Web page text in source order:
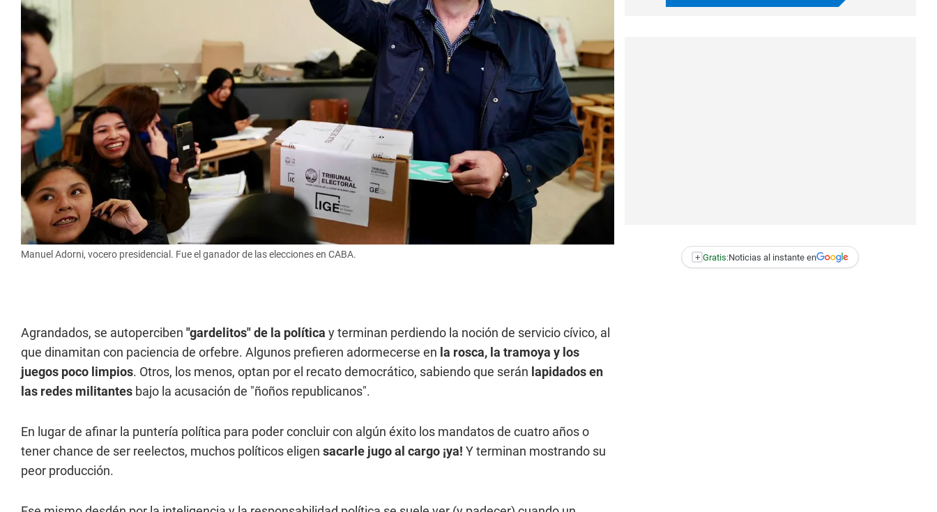
Manuel Adorni, vocero presidencial. Fue el ganador de las elecciones en CABA.
Agrandados, se autoperciben "gardelitos" de la política y terminan perdiendo la noción de servicio cívico, al
que dinamitan con paciencia de orfebre. Algunos prefieren adormecerse en la rosca, la tramoya y los
juegos poco limpios. Otros, los menos, optan por el recato democrático, sabiendo que serán lapidados en
las redes militantes bajo la acusación de "ñoños republicanos".
En lugar de afinar la puntería política para poder concluir con algún éxito los mandatos de cuatro años o
tener chance de ser reelectos, muchos políticos eligen sacarle jugo al cargo ¡ya! Y terminan mostrando su
peor producción.
+ Gratis:Noticias al instante en